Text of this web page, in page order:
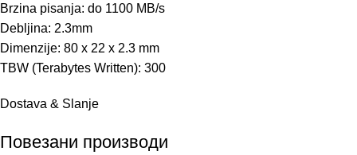
Brzina pisanja: do 1100 MB/s
Debljina: 2.3mm
Dimenzije: 80 x 22 x 2.3 mm
TBW (Terabytes Written): 300
Dostava & Slanje
Повезани производи